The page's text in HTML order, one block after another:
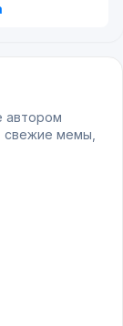
автором
свежие мемы,